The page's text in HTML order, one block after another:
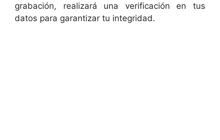
grabación, realizará una verificación en tus
datos para garantizar tu integridad.